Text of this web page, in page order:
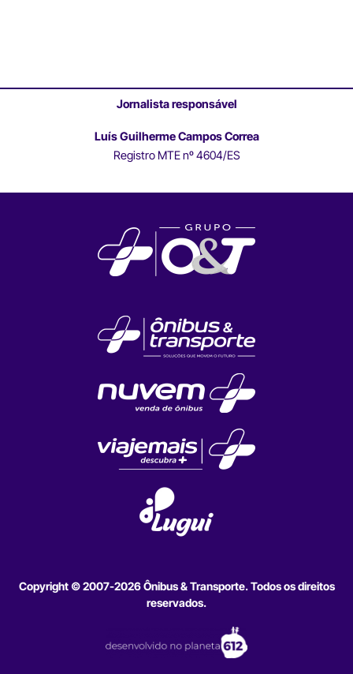
Jornalista responsável
Luís Guilherme Campos Correa
Registro MTE nº 4604/ES
Copyright © 2007-2026 Ônibus & Transporte. Todos os direitos
reservados.